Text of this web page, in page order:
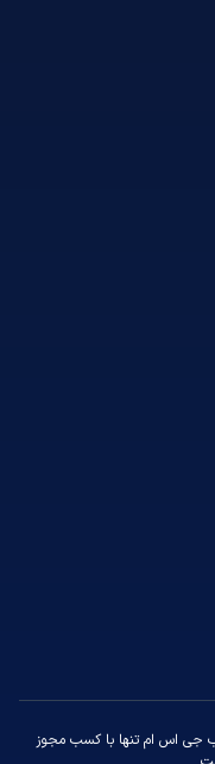
مطالب جی اس ام تنها با کسب مجوز